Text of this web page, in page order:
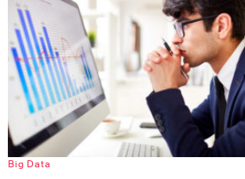
Big Data